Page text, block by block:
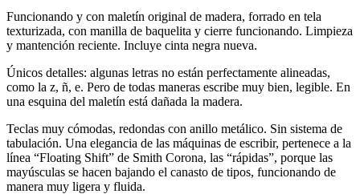
Funcionando y con maletín original de madera, forrado en tela
texturizada, con manilla de baquelita y cierre funcionando. Limpieza
y mantención reciente. Incluye cinta negra nueva.
Únicos detalles: algunas letras no están perfectamente alineadas,
como la z, ñ, e. Pero de todas maneras escribe muy bien, legible. En
una esquina del maletín está dañada la madera.
Teclas muy cómodas, redondas con anillo metálico. Sin sistema de
tabulación. Una elegancia de las máquinas de escribir, pertenece a la
línea “Floating Shift” de Smith Corona, las “rápidas”, porque las
mayúsculas se hacen bajando el canasto de tipos, funcionando de
manera muy ligera y fluida.